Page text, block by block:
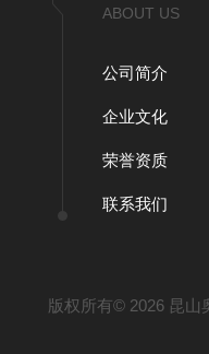
ABOUT US
公司简介
企业文化
荣誉资质
联系我们
版权所有© 2026 昆